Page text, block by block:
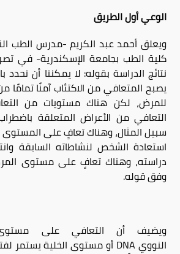
الوعي أول الطريق
ويعلق أحمد عبد الكريم -مدرس الطب
كلية الطب بجامعة الإسكندرية- في
نتائج الدراسة بقوله: لا يمكننا أن
يصبح المتعافي من الاكتئاب آمنًا تمامًا
للمرض، لكن هناك مستويات من
التعافي من الأعراض المتعلقة
سبيل المثال، وهناك تعافٍ على
استعادة الشخص لنشاطاته السابقة
دراسته، وهناك تعافٍ على مستوى
وفق قوله.
ويضيف أن التعافي على
النوويDNA أو مستوى الخلية يستمر